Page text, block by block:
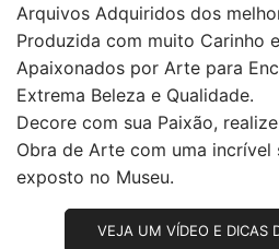
Arquivos Adquiridos dos
Produzida com muito Carinho
Apaixonados por Arte para
Extrema Beleza e Qualidade.
Decore com sua Paixão,
Obra de Arte com uma incrível
exposto no Museu.
VEJA UM VÍDEO E DICAS